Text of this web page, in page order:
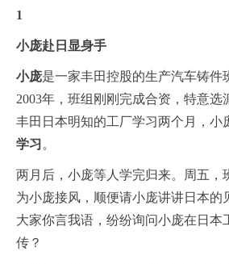
1
小庞赴日显身手
小庞是一家丰田控股的生产汽车铸件
2003年，班组刚刚完成合资，特意选
丰田日本明知的工厂学习两个月，小
学习 。
两月后，小庞等人学完归来。周五，
为小庞接风，顺便请小庞讲讲日本的
大家你言我语，纷纷询问小庞在日本
传？